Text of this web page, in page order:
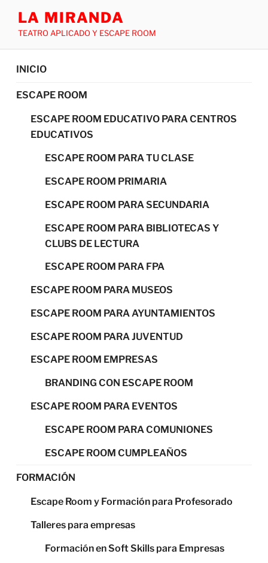
LA MIRANDA
TEATRO APLICADO Y ESCAPE ROOM
INICIO
ESCAPE ROOM
ESCAPE ROOM EDUCATIVO PARA CENTROS
EDUCATIVOS
ESCAPE ROOM PARA TU CLASE
ESCAPE ROOM PRIMARIA
ESCAPE ROOM PARA SECUNDARIA
ESCAPE ROOM PARA BIBLIOTECAS Y
CLUBS DE LECTURA
ESCAPE ROOM PARA FPA
ESCAPE ROOM PARA MUSEOS
ESCAPE ROOM PARA AYUNTAMIENTOS
ESCAPE ROOM PARA JUVENTUD
ESCAPE ROOM EMPRESAS
BRANDING CON ESCAPE ROOM
ESCAPE ROOM PARA EVENTOS
ESCAPE ROOM PARA COMUNIONES
ESCAPE ROOM CUMPLEAÑOS
FORMACIÓN
Escape Room y Formación para Profesorado
Talleres para empresas
Formación en Soft Skills para Empresas